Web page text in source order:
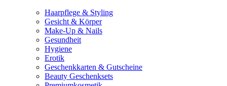
Haarpflege & Styling
Gesicht & Körper
Make-Up & Nails
Gesundheit
Hygiene
Erotik
Geschenkkarten & Gutscheine
Beauty Geschenksets